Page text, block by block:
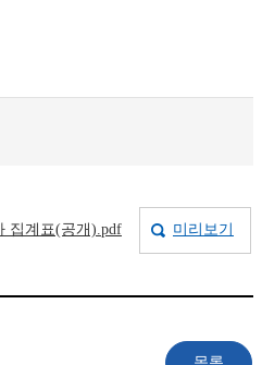
집계표(공개).pdf 미리보기